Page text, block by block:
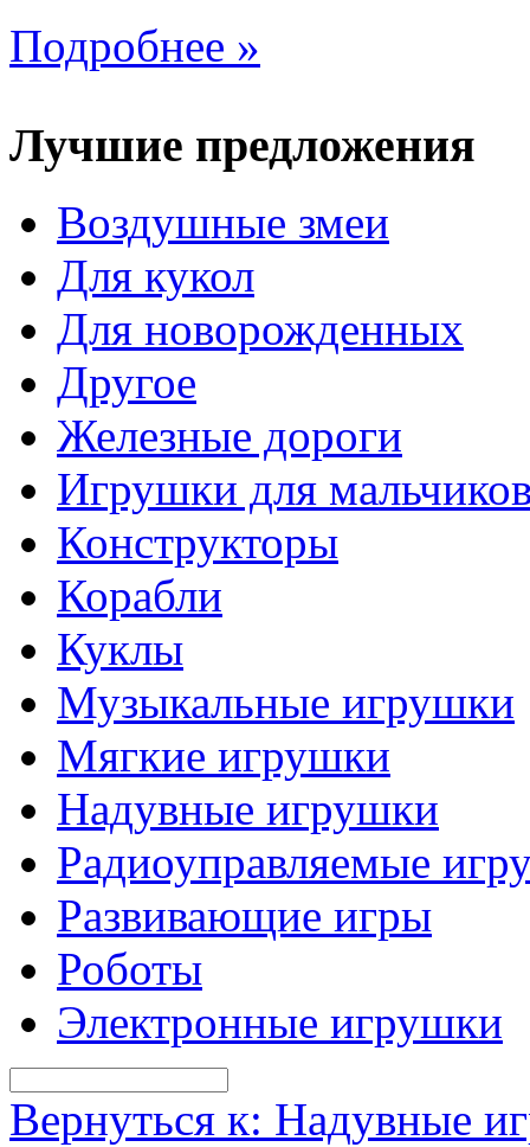
Подробнее »
Лучшие предложения
Воздушные змеи
Для кукол
Для новорожденных
Другое
Железные дороги
Игрушки для
Конструкторы
Корабли
Куклы
Музыкальные игрушки
Мягкие игрушки
Надувные игрушки
Радиоуправляемые
Развивающие игры
Роботы
Электронные игрушки
Вернуться к: Надувные